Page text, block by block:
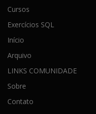
Cursos
Exercícios SQL
Início
Arquivo
LINKS COMUNIDADE
Sobre
Contato